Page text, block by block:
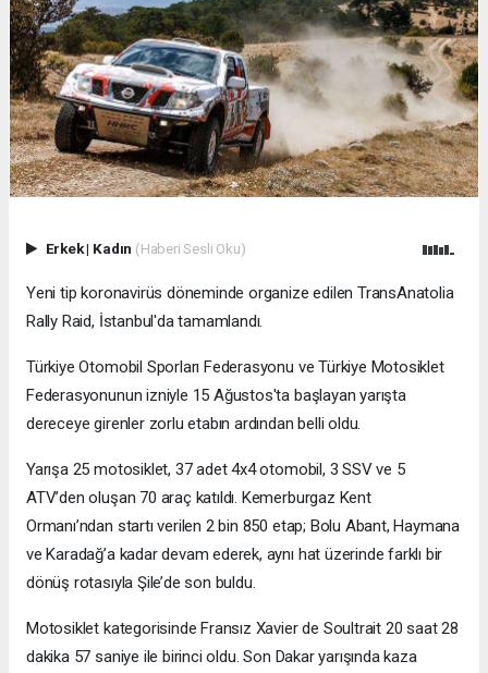
Erkek| Kadın (Haberi Sesli Oku)
Yeni tip koronavirüs döneminde organize edilen TransAnatolia
Rally Raid, İstanbul'da tamamlandı.
Türkiye Otomobil Sporları Federasyonu ve Türkiye Motosiklet
Federasyonunun izniyle 15 Ağustos'ta başlayan yarışta
dereceye girenler zorlu etabın ardından belli oldu.
Yarışa 25 motosiklet, 37 adet 4x4 otomobil, 3 SSV ve 5
ATV’den oluşan 70 araç katıldı. Kemerburgaz Kent
Ormanı’ndan startı verilen 2 bin 850 etap; Bolu Abant, Haymana
ve Karadağ’a kadar devam ederek, aynı hat üzerinde farklı bir
dönüş rotasıyla Şile’de son buldu.
Motosiklet kategorisinde Fransız Xavier de Soultrait 20 saat 28
dakika 57 saniye ile birinci oldu. Son Dakar yarışında kaza